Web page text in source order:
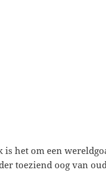
is het om een
toeziend oog van